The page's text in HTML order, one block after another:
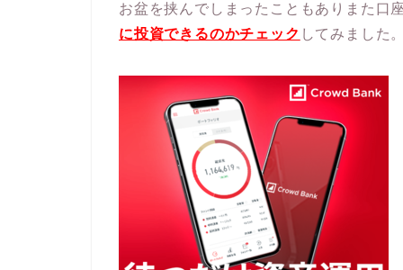
お盆を挟んでしまったこともありまた口
に投資できるのかチェック してみました